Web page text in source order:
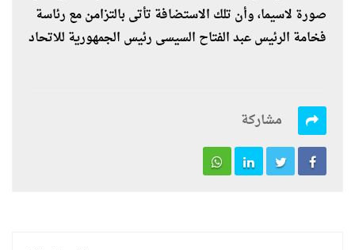
صورة لاسيما، وأن تلك الاستضافة تأتى بالتزامن مع رئاسة
فخامة الرئيس عبد الفتاح السيسى رئيس الجمهورية للاتحاد
مشاركة